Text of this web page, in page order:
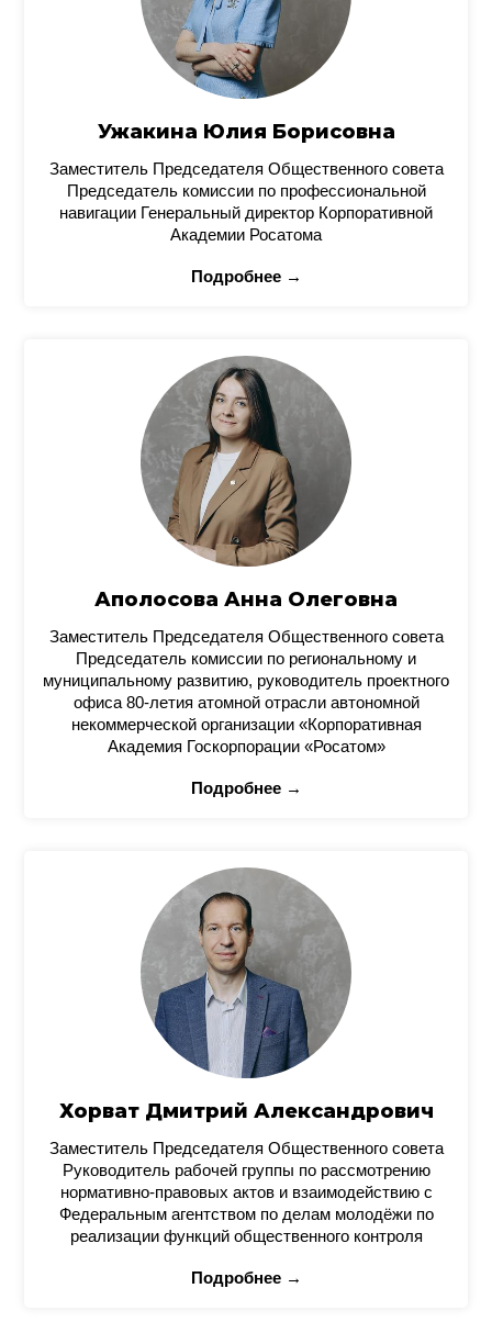
Ужакина Юлия Борисовна
Заместитель Председателя Общественного совета
Председатель комиссии по профессиональной
навигации Генеральный директор Корпоративной
Академии Росатома
Подробнее →
Аполосова Анна Олеговна
Заместитель Председателя Общественного совета
Председатель комиссии по региональному и
муниципальному развитию, руководитель проектного
офиса 80-летия атомной отрасли автономной
некоммерческой организации «Корпоративная
Академия Госкорпорации «Росатом»
Подробнее →
Хорват Дмитрий Александрович
Заместитель Председателя Общественного совета
Руководитель рабочей группы по рассмотрению
нормативно-правовых актов и взаимодействию с
Федеральным агентством по делам молодёжи по
реализации функций общественного контроля
Подробнее →